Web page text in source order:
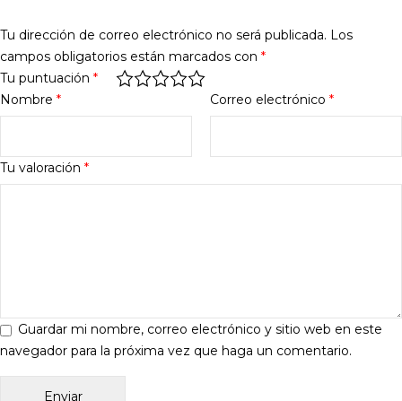
Tu dirección de correo electrónico no será publicada. Los
campos obligatorios están marcados con *
Tu puntuación *
Tu valoración *
Nombre * Correo electrónico *
Guardar mi nombre, correo electrónico y sitio web en este
navegador para la próxima vez que haga un comentario.